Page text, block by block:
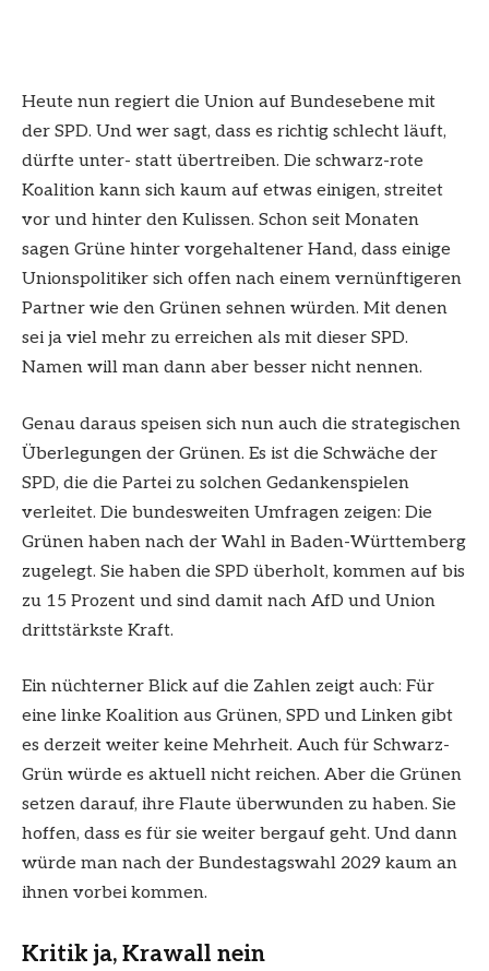
Heute nun regiert die Union auf Bundesebene mit
der SPD. Und wer sagt, dass es richtig schlecht läuft,
dürfte unter- statt übertreiben. Die schwarz-rote
Koalition kann sich kaum auf etwas einigen, streitet
vor und hinter den Kulissen. Schon seit Monaten
sagen Grüne hinter vorgehaltener Hand, dass einige
Unionspolitiker sich offen nach einem vernünftigeren
Partner wie den Grünen sehnen würden. Mit denen
sei ja viel mehr zu erreichen als mit dieser SPD.
Namen will man dann aber besser nicht nennen.
Genau daraus speisen sich nun auch die strategischen
Überlegungen der Grünen. Es ist die Schwäche der
SPD, die die Partei zu solchen Gedankenspielen
verleitet. Die bundesweiten Umfragen zeigen: Die
Grünen haben nach der Wahl in Baden-Württemberg
zugelegt. Sie haben die SPD überholt, kommen auf bis
zu 15 Prozent und sind damit nach AfD und Union
drittstärkste Kraft.
Ein nüchterner Blick auf die Zahlen zeigt auch: Für
eine linke Koalition aus Grünen, SPD und Linken gibt
es derzeit weiter keine Mehrheit. Auch für Schwarz-
Grün würde es aktuell nicht reichen. Aber die Grünen
setzen darauf, ihre Flaute überwunden zu haben. Sie
hoffen, dass es für sie weiter bergauf geht. Und dann
würde man nach der Bundestagswahl 2029 kaum an
ihnen vorbei kommen.
Kritik ja, Krawall nein